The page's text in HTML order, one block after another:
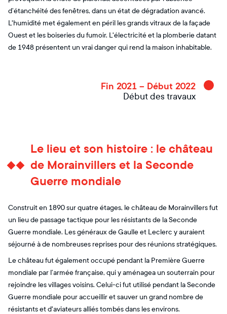
d’étanchéité des fenêtres, dans un état de dégradation avancé.
L'humidité met également en péril les grands vitraux de la façade
Ouest et les boiseries du fumoir. L'électricité et la plomberie datant
de 1948 présentent un vrai danger qui rend la maison inhabitable.
Fin 2021 – Début 2022
Début des travaux
Le lieu et son histoire : le château
de Morainvillers et la Seconde
Guerre mondiale
Construit en 1890 sur quatre étages, le château de Morainvillers fut
un lieu de passage tactique pour les résistants de la Seconde
Guerre mondiale. Les généraux de Gaulle et Leclerc y auraient
séjourné à de nombreuses reprises pour des réunions stratégiques.
Le château fut également occupé pendant la Première Guerre
mondiale par l’armée française, qui y aménagea un souterrain pour
rejoindre les villages voisins. Celui-ci fut utilisé pendant la Seconde
Guerre mondiale pour accueillir et sauver un grand nombre de
résistants et d'aviateurs alliés tombés dans les environs.